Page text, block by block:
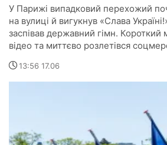
У Парижі випадковий перехожий
на вулиці й вигукнув «Слава
заспівав державний гімн.
відео та миттєво розлетівся
13:56 17.06